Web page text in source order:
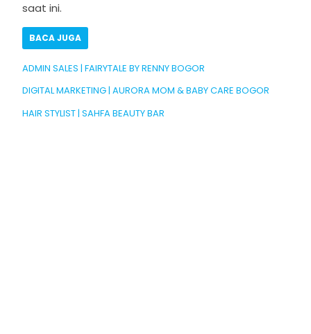
saat ini.
BACA JUGA
ADMIN SALES | FAIRYTALE BY RENNY BOGOR
DIGITAL MARKETING | AURORA MOM & BABY CARE BOGOR
HAIR STYLIST | SAHFA BEAUTY BAR